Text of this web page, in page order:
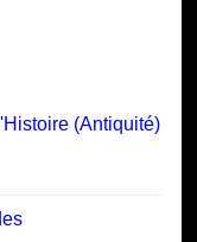
(Antiquité)